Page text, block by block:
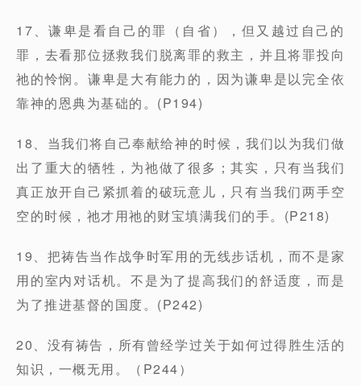
17、谦卑是看自己的罪（自省），但又越过自己的
罪，去看那位拯救我们脱离罪的救主，并且将罪投向
祂的怜悯。谦卑是大有能力的，因为谦卑是以完全依
靠神的恩典为基础的。(P194)
18、当我们将自己奉献给神的时候，我们以为我们做
出了重大的牺牲，为祂做了很多；其实，只有当我们
真正放开自己紧抓着的破玩意儿，只有当我们两手空
空的时候，祂才用祂的财宝填满我们的手。(P218)
19、把祷告当作战争时军用的无线步话机，而不是家
用的室内对话机。不是为了提高我们的舒适度，而是
为了推进基督的国度。(P242)
20、没有祷告，所有曾经学过关于如何过得胜生活的
知识，一概无用。（P244）